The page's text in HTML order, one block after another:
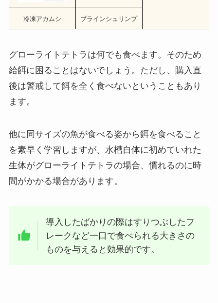
冷凍アカムシ ブラインシュリンプ
グローライトテトラは何でも食べます。そのため
給餌に困ることはないでしょう。ただし、購入直
後は警戒して餌を全く食べないということもあり
ます。
他に同サイズの魚が食べる姿から餌を食べること
を素早く学習しますが、水槽自体に初めていれた
生体がグローライトテトラの場合、慣れるのに時
間がかかる場合があります。
導入したばかりの際はすりつぶしたフ
レークなど一口で食べられる大きさの
ものを与えると効果的です。